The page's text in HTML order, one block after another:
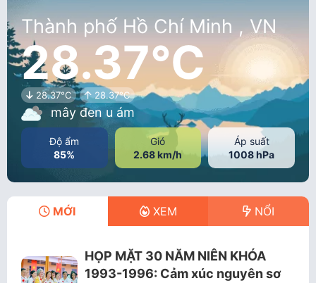
Thành phố Hồ Chí Minh , VN
28.37°C
28.37°C 28.37°C
mây đen u ám
Độ ẩm
85%
Gió
2.68 km/h
Áp suất
1008 hPa
MỚI XEM NỔI
HỌP MẶT 30 NĂM NIÊN KHÓA
1993-1996: Cảm xúc nguyên sơ